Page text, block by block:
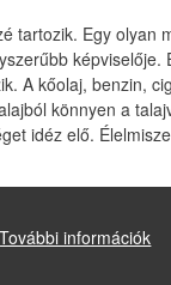
tartozik. Egy
A kőolaj, benzin,
könnyen a
idéz elő.
További információk